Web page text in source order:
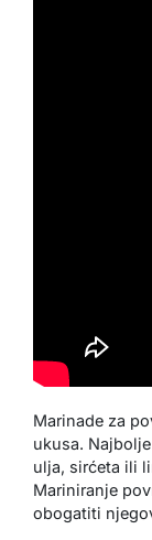
Marinade za
ukusa.
ulja, sirćeta ili
Mariniranje
obogatiti